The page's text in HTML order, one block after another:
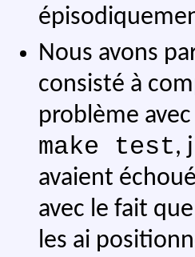
Nous avons
consisté à
problème avec
make test,
avaient
avec le fait
les ai